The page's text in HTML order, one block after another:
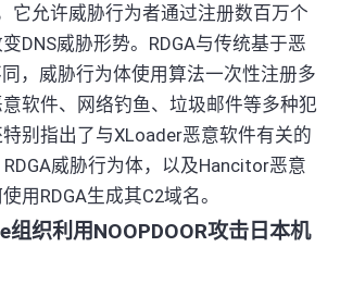
它允许威胁行为者通过注册数百万个
DNS威胁形势。RDGA与传统基于恶
，威胁行为体使用算法一次性注册多
软件、网络钓鱼、垃圾邮件等多种犯
别指出了与XLoader恶意软件有关的
RDGA威胁行为体，以及Hancitor恶意
用RDGA生成其C2域名。
织利用NOOPDOOR攻击日本机